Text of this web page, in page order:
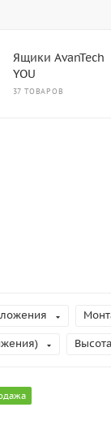
Ящики AvanTech
YOU
37 ТОВАРОВ